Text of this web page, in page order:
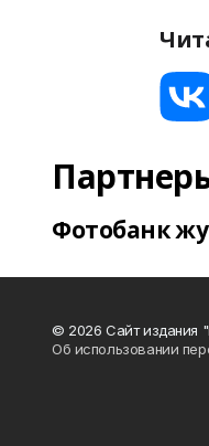
Фотобанк
© 2026 Сайт издания
Об использовании